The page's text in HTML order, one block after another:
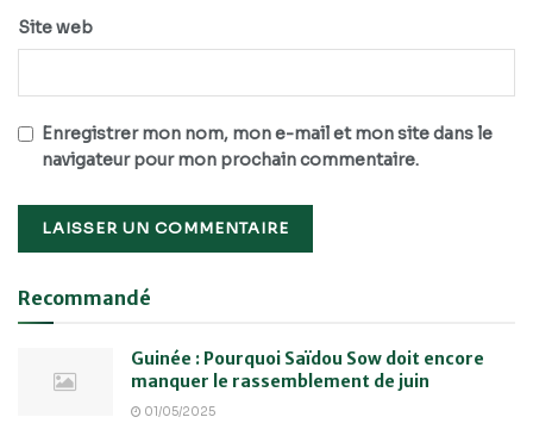
Site web
Enregistrer mon nom, mon e-mail et mon site dans le
navigateur pour mon prochain commentaire.
Recommandé
Guinée : Pourquoi Saïdou Sow doit encore
manquer le rassemblement de juin
01/05/2025